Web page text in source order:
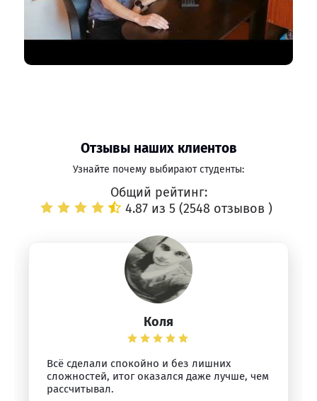
Отзывы наших клиентов
Узнайте почему выбирают студенты:
Общий рейтинг:
4.87 из 5 (2548 отзывов )
Коля
Всё сделали спокойно и без лишних
сложностей, итог оказался даже лучше, чем
рассчитывал.